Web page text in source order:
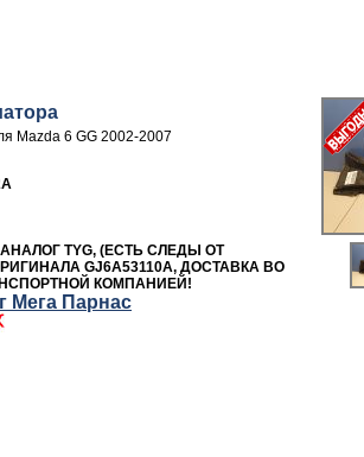
Mazda 6 GG 2002-2007
TYG, (ЕСТЬ СЛЕДЫ ОТ
GJ6A53110A, ДОСТАВКА ВО
КОМПАНИЕЙ!
Мега Парнас